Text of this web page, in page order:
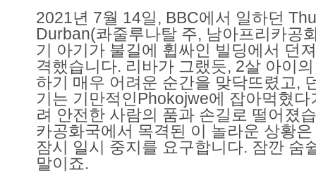
2021년 7월 14일, BBC에서 일하던
Durban(콰줄루나탈 주, 남아프리카공
기 아기가 불길에 휩싸인 빌딩에서 던
격했습니다. 리바가 그랬듯, 2살 아이
하기 매우 어려운 순간을 맞닥뜨렸고,
기는 기만적인Phokojwe에 잡아먹혔다
려 안전한 사람의 품과 손길로 떨어졌
카공화국에서 목격된 이 놀라운 상황
잠시 일시 중지를 요구합니다. 잠깐 숨
말이죠.